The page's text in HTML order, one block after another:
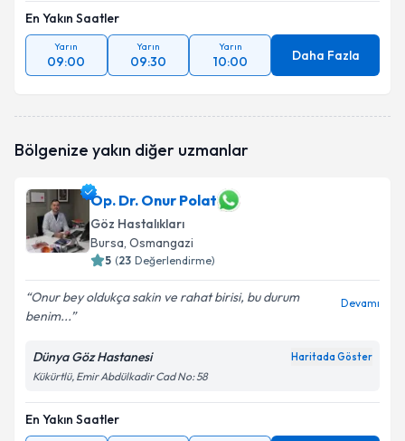
En Yakın Saatler
Yarın
09:00
Yarın
09:30
Yarın
10:00 Daha Fazla
Bölgenize yakın diğer uzmanlar
Op. Dr. Onur Polat
Göz Hastalıkları
Bursa, Osmangazi
5 (23 Değerlendirme)
Onur bey oldukça sakin ve rahat birisi, bu durum
benim...
Devamı
Dünya Göz Hastanesi Haritada Göster
Kükürtlü, Emir Abdülkadir Cad No: 58
En Yakın Saatler